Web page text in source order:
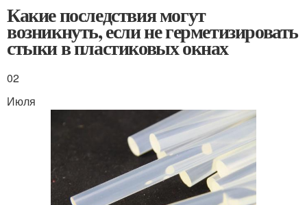
Какие последствия могут
возникнуть, если не герметизировать
стыки в пластиковых окнах
02
Июля